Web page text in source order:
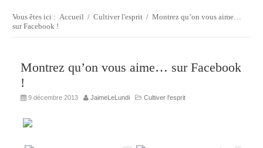
23 novembre 2015 -Le syndrome de l’imposteur,
Vous êtes ici :Accueil /Cultiver l'esprit /Montrez qu’on vous aime…
sur Facebook !
Montrez qu’on vous aime… sur Facebook
!
9 décembre 2013 JaimeLeLundi Cultiver l'esprit